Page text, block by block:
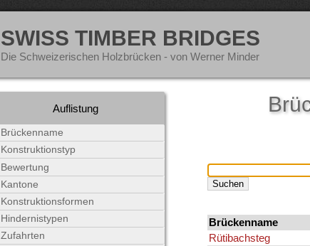
SWISS TIMBER BRIDGES
Die Schweizerischen Holzbrücken - von Werner Minder
Brückenname
Rütibachsteg
Auflistung
Brückenname
Konstruktionstyp
Bewertung
Kantone
Konstruktionsformen
Hindernistypen
Zufahrten